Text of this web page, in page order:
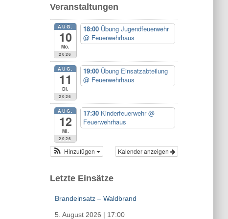
n
Veranstaltungen
AUG.
10
Mo.
2026
18:00 Übung Jugendfeuerwehr
@ Feuerwehrhaus
AUG.
11
Di.
2026
19:00 Übung Einsatzabteilung
@ Feuerwehrhaus
AUG.
12
Mi.
2026
17:30 Kinderfeuerwehr@
Feuerwehrhaus
Kalender anzeigen
Hinzufügen
Letzte Einsätze
Brandeinsatz – Waldbrand
5. August 2026 | 17:00